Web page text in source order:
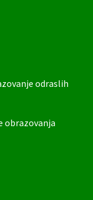
odraslih
obrazovanja